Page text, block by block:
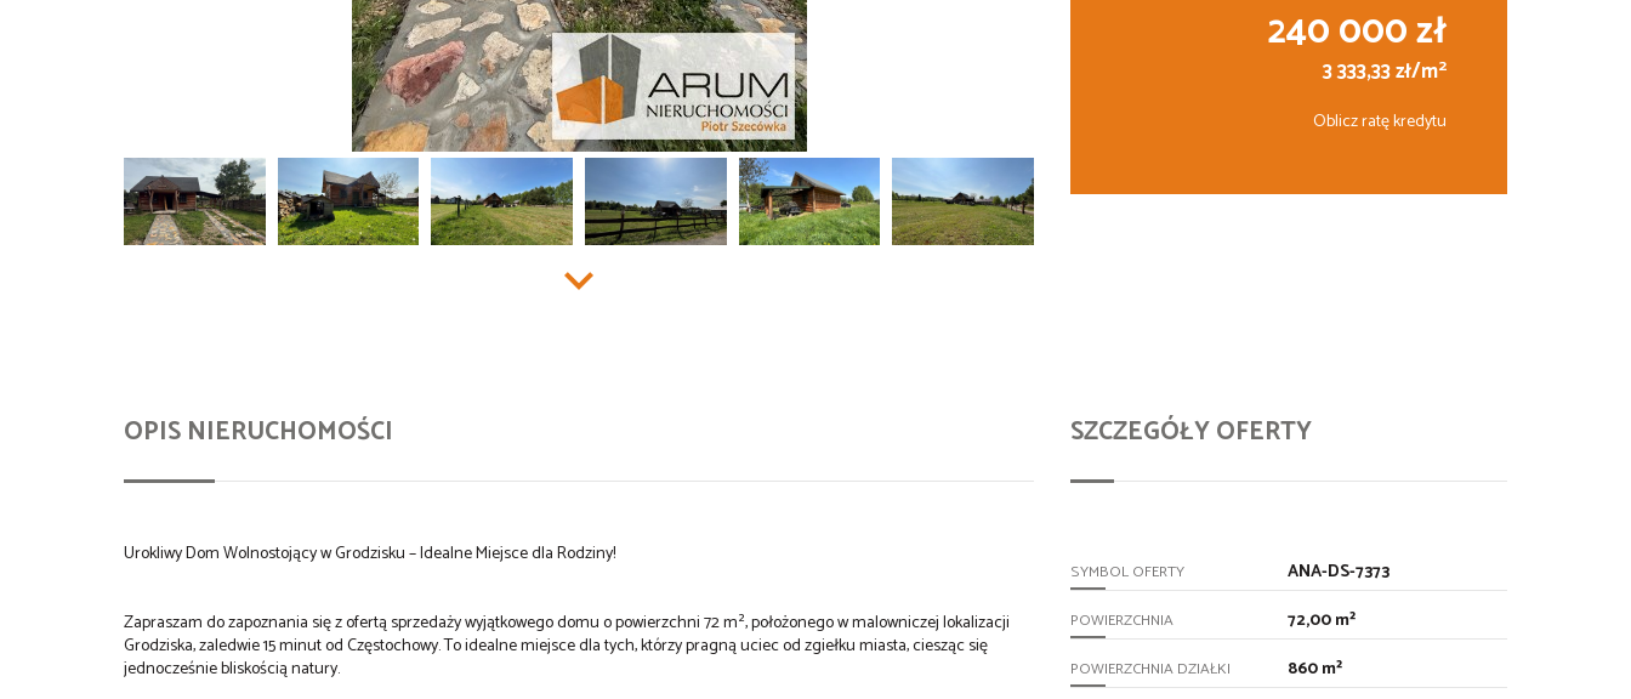
240 000 zł
3 333,33 zł/m2
Oblicz ratę kredytu
OPIS NIERUCHOMOŚCI
Urokliwy Dom Wolnostojący w Grodzisku – Idealne Miejsce dla Rodziny!
Zapraszam do zapoznania się z ofertą sprzedaży wyjątkowego domu o powierzchni 72 m², położonego w malowniczej lokalizacji
Grodziska, zaledwie 15 minut od Częstochowy. To idealne miejsce dla tych, którzy pragną uciec od zgiełku miasta, ciesząc się
jednocześnie bliskością natury.
SZCZEGÓŁY OFERTY
SYMBOL OFERTY ANA-DS-7373
POWIERZCHNIA 72,00 m²
POWIERZCHNIA DZIAŁKI 860 m²